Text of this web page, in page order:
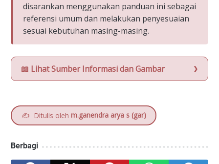
disarankan menggunakan panduan ini sebagai
referensi umum dan melakukan penyesuaian
sesuai kebutuhan masing-masing.
📖 Lihat Sumber Informasi dan Gambar
✍️ Ditulis oleh m.ganendra arya s (gar)
Berbagi